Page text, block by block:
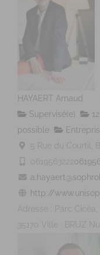
HAYAERT Arnaud
Supervisé(e)
possible
5 Rue du Courtil,
0619563222
http://
Adresse : Parc
35170 Ville : BRUZ